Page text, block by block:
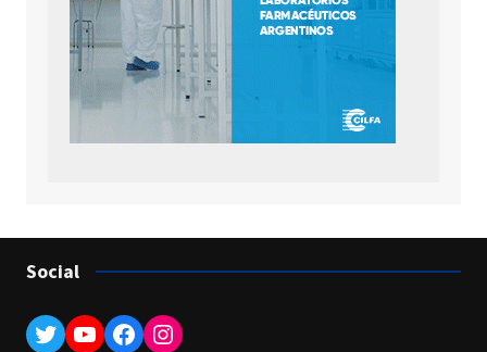
Social
Twitter
YouTube
Facebook
Instagram